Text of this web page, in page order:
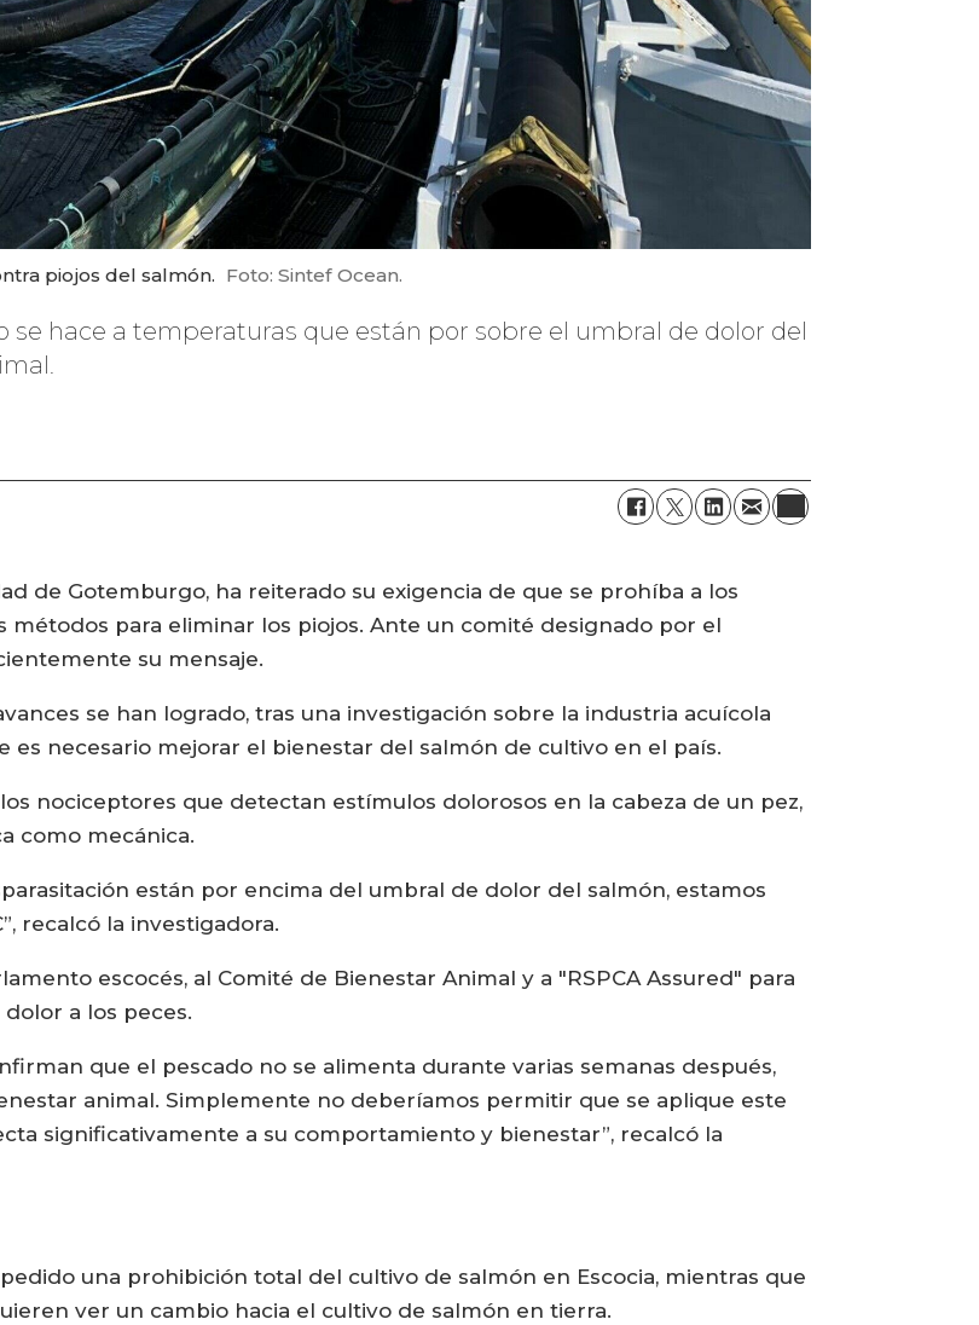
piojos del salmón. Foto: Sintef Ocean.
se hace a temperaturas que están por sobre el umbral de dolor del
de Gotemburgo, ha reiterado su exigencia de que se prohíba a los
para eliminar los piojos. Ante un comité designado por el
su mensaje.
se han logrado, tras una investigación sobre la industria acuícola
es necesario mejorar el bienestar del salmón de cultivo en el país.
nociceptores que detectan estímulos dolorosos en la cabeza de un pez,
como mecánica.
están por encima del umbral de dolor del salmón, estamos
recalcó la investigadora.
escocés, al Comité de Bienestar Animal y a "RSPCA Assured" para
a los peces.
que el pescado no se alimenta durante varias semanas después,
animal. Simplemente no deberíamos permitir que se aplique este
significativamente a su comportamiento y bienestar”, recalcó la
una prohibición total del cultivo de salmón en Escocia, mientras que
ver un cambio hacia el cultivo de salmón en tierra.